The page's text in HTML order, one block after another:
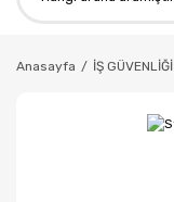
Anasayfa İŞ GÜVENLİĞİ